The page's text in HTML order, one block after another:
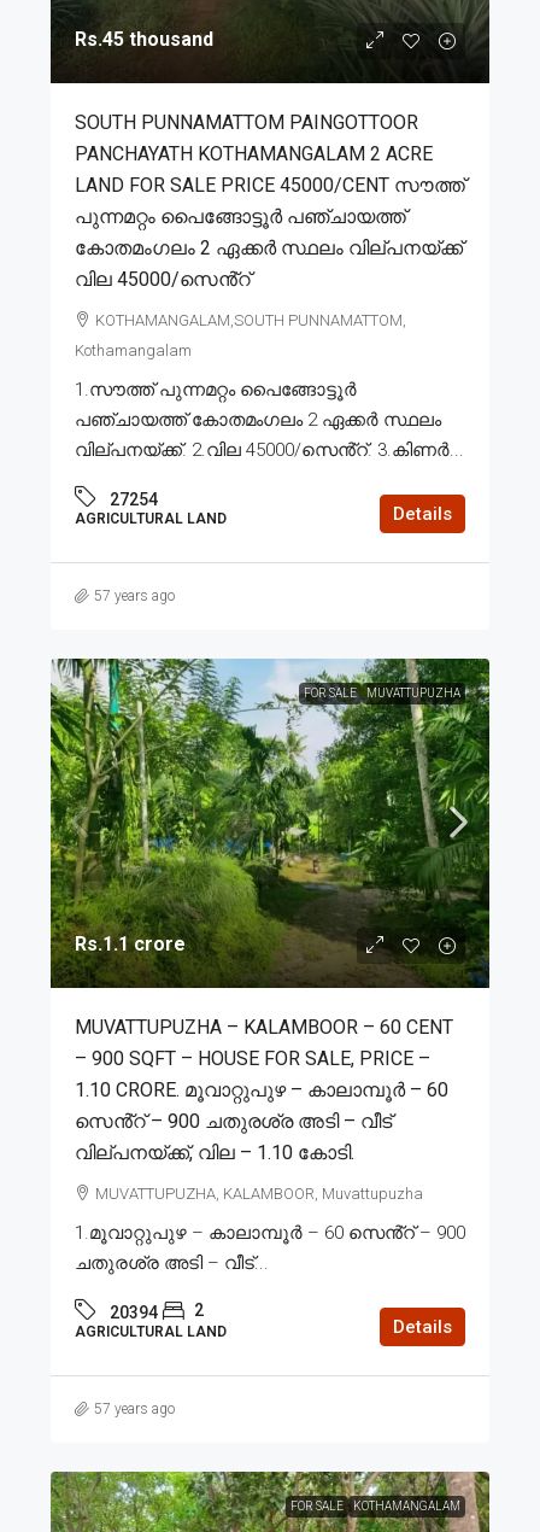
Rs.45 thousand
SOUTH PUNNAMATTOM PAINGOTTOOR
PANCHAYATH KOTHAMANGALAM 2 ACRE
LAND FOR SALE PRICE 45000/CENT സൗത്ത്
പുന്നമറ്റം പൈങ്ങോട്ടൂർ പഞ്ചായത്ത്
കോതമംഗലം 2 ഏക്കർ സ്ഥലം വില്പനയ്ക്ക്
വില 45000/സെൻ്റ്
KOTHAMANGALAM,SOUTH PUNNAMATTOM,
Kothamangalam
1.സൗത്ത് പുന്നമറ്റം പൈങ്ങോട്ടൂർ
പഞ്ചായത്ത് കോതമംഗലം 2 ഏക്കർ സ്ഥലം
വില്പനയ്ക്ക്. 2.വില 45000/സെൻ്റ്. 3.കിണർ...
27254
AGRICULTURAL LAND Details
57 years ago
FOR SALE MUVATTUPUZHA
Rs.1.1 crore
MUVATTUPUZHA – KALAMBOOR – 60 CENT
– 900 SQFT – HOUSE FOR SALE, PRICE –
1.10 CRORE. മൂവാറ്റുപുഴ – കാലാമ്പൂര്‍ – 60
സെൻ്റ് – 900 ചതുരശ്ര അടി – വീട്
വില്പനയ്ക്ക്, വില – 1.10 കോടി.
MUVATTUPUZHA, KALAMBOOR, Muvattupuzha
1.മൂവാറ്റുപുഴ – കാലാമ്പൂര്‍ – 60 സെൻ്റ് – 900
ചതുരശ്ര അടി – വീട്...
20394 2
AGRICULTURAL LAND Details
57 years ago
FOR SALE KOTHAMANGALAM